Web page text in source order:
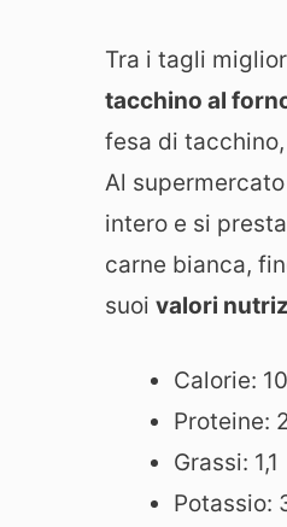
Tra i tagli
tacchino al
fesa di
Al
intero e si
carne bianca,
suoi valori
Calorie:
Proteine:
Grassi: 1,1
Potassio: